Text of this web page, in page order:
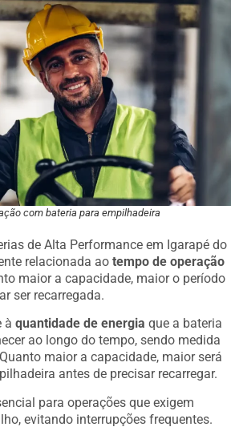
com bateria para empilhadeira
de Alta Performance em Igarapé do
relacionada aotempo de operação
maior a capacidade, maior o período
ser recarregada.
àquantidade de energia que a bateria
ao longo do tempo, sendo medida
maior a capacidade, maior será
antes de precisar recarregar.
para operações que exigem
evitando interrupções frequentes.